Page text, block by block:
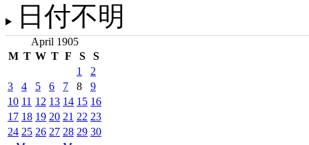
日付不明
April 1905
M T W T F S S
1
2
3
4 5 6 7 8
9
10 11 12 13 14 15 16
17 18 19 20 21 22 23
24 25 26 27 28 29 30